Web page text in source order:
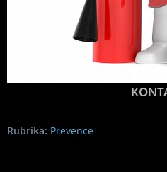
Rubrika: Prevence